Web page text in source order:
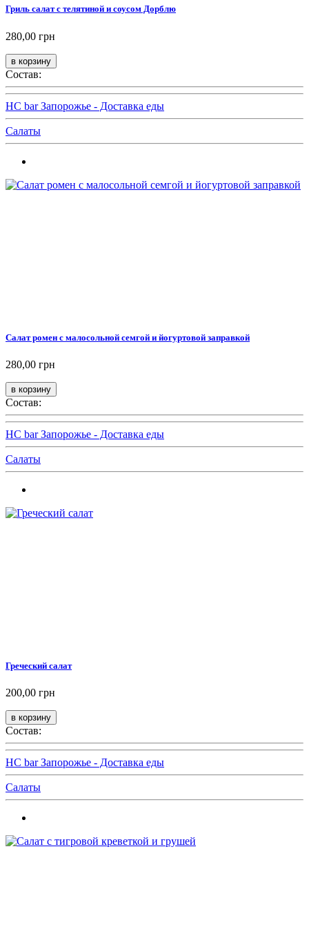
Гриль салат с телятиной и соусом Дорблю
280,00 грн
Состав:
HC bar Запорожье - Доставка еды
Салаты
Салат ромен с малосольной семгой и йогуртовой заправкой
280,00 грн
Состав:
HC bar Запорожье - Доставка еды
Салаты
Греческий салат
200,00 грн
Состав:
HC bar Запорожье - Доставка еды
Салаты